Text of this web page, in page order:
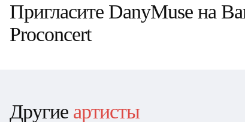
Пригласите DanyMuse на
Proconcert
Другие артисты